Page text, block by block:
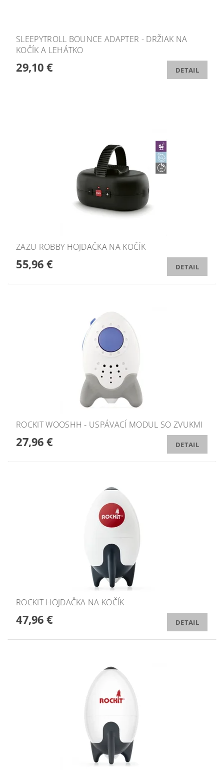
SLEEPYTROLL BOUNCE ADAPTER - DRŽIAK NA
KOČÍK A LEHÁTKO
29,10 € DETAIL
ZAZU ROBBY HOJDAČKA NA KOČÍK
55,96 € DETAIL
ROCKIT WOOSHH - USPÁVACÍ MODUL SO ZVUKMI
27,96 € DETAIL
ROCKIT HOJDAČKA NA KOČÍK
47,96 € DETAIL